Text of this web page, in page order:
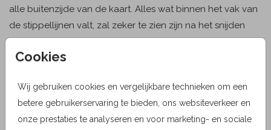
Cookies
Wij gebruiken cookies en vergelijkbare technieken om een
betere gebruikerservaring te bieden, ons websiteverkeer en
onze prestaties te analyseren en voor marketing- en sociale
alle buitenzijde van de kaart. Alles wat binnen het vak van
de stippellijnen valt, zal zeker te zien zijn na het snijden
van de kaartjes. Alles wat buiten deze stippellijnen valt,
kan weggesneden worden en dit kan bij elke bestelling